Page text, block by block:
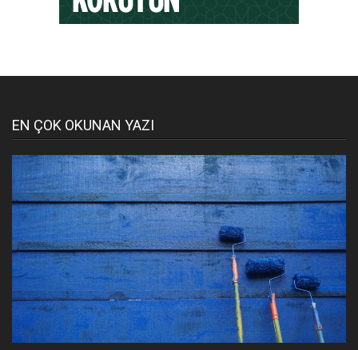
EN ÇOK OKUNAN YAZI